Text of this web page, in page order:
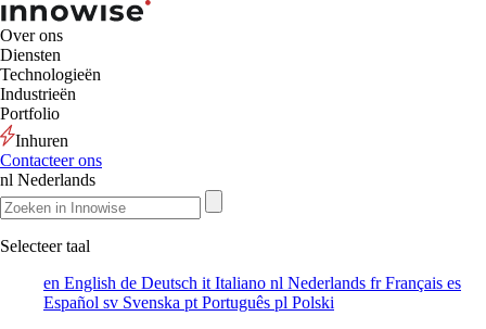
Over ons
Diensten
Technologieën
Industrieën
Portfolio
Inhuren
Contacteer ons
nl Nederlands
Selecteer taal
en English de Deutsch it Italiano nl Nederlands frFrançais es
Español sv Svenska pt Português pl Polski